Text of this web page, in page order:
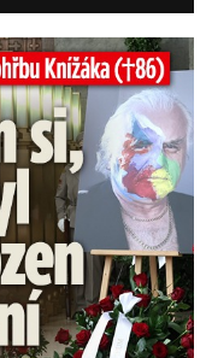
Přál jsem si...